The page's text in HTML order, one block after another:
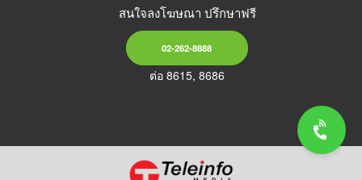
สนใจลงโฆษณา ปรึกษาฟรี
02-262-8888
ต่อ 8615, 8686